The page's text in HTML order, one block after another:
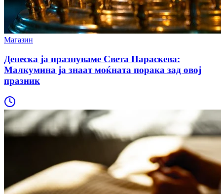
Магазин
Денеска ја празнуваме Света Параскева:
Малкумина ја знаат моќната порака зад овој
празник